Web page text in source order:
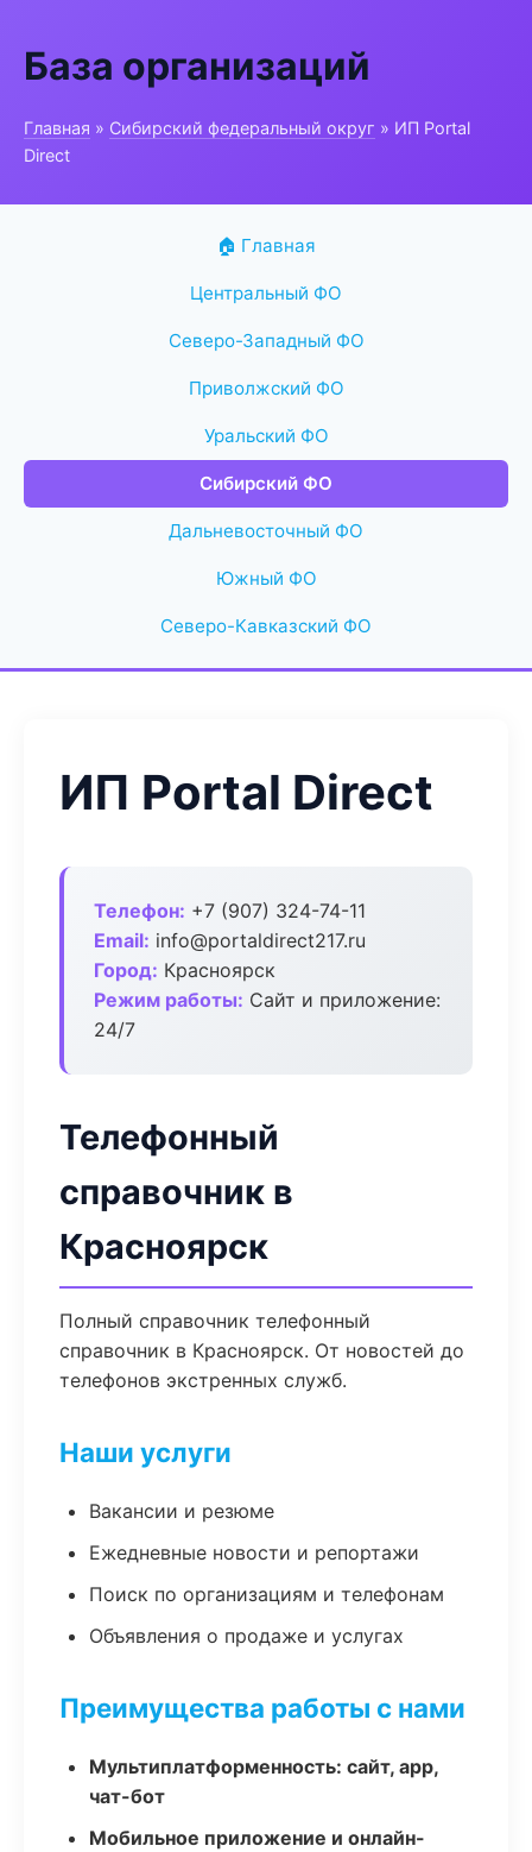
База организаций
Главная » Сибирский федеральный округ » ИП Portal
Direct
🏠 Главная
Центральный ФО
Северо-Западный ФО
Приволжский ФО
Уральский ФО
Сибирский ФО
Дальневосточный ФО
Южный ФО
Северо-Кавказский ФО
ИП Portal Direct
Телефон: +7 (907) 324-74-11
Email: info@portaldirect217.ru
Город: Красноярск
Режим работы: Сайт и приложение:
24/7
Телефонный
справочник в
Красноярск
Полный справочник телефонный
справочник в Красноярск. От новостей до
телефонов экстренных служб.
Наши услуги
Вакансии и резюме
Ежедневные новости и репортажи
Поиск по организациям и телефонам
Объявления о продаже и услугах
Преимущества работы с нами
Мультиплатформенность: сайт, app,
чат-бот
Мобильное приложение и онлайн-